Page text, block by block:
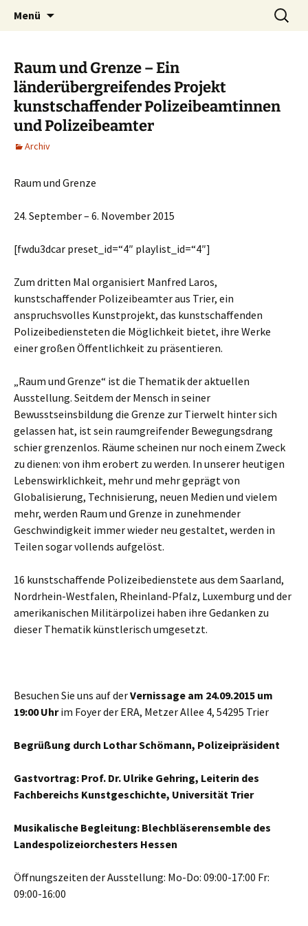
Ausstellung
ERA Ausstellungen
Menü
Suche
nach:
Raum und Grenze – Ein
länderübergreifendes Projekt
kunstschaffender Polizeibeamtinnen
und Polizeibeamter
Archiv
Raum und Grenze
24. September – 6. November 2015
[fwdu3dcar preset_id=“4″ playlist_id=“4″]
Zum dritten Mal organisiert Manfred Laros,
kunstschaffender Polizeibeamter aus Trier, ein
anspruchsvolles Kunstprojekt, das kunstschaffenden
Polizeibediensteten die Möglichkeit bietet, ihre Werke
einer großen Öffentlichkeit zu präsentieren.
„Raum und Grenze“ ist die Thematik der aktuellen
Ausstellung. Seitdem der Mensch in seiner
Bewusstseinsbildung die Grenze zur Tierwelt hinter sich
gelassen hat, ist sein raumgreifender Bewegungsdrang
schier grenzenlos. Räume scheinen nur noch einem Zweck
zu dienen: von ihm erobert zu werden. In unserer heutigen
Lebenswirklichkeit, mehr und mehr geprägt von
Globalisierung, Technisierung, neuen Medien und vielem
mehr, werden Raum und Grenze in zunehmender
Geschwindigkeit immer wieder neu gestaltet, werden in
Teilen sogar vollends aufgelöst.
16 kunstschaffende Polizeibedienstete aus dem Saarland,
Nordrhein-Westfalen, Rheinland-Pfalz, Luxemburg und der
amerikanischen Militärpolizei haben ihre Gedanken zu
dieser Thematik künstlerisch umgesetzt.
Besuchen Sie uns auf derVernissage am 24.09.2015 um
19:00 Uhrim Foyer der ERA, Metzer Allee 4, 54295 Trier
Begrüßung durch Lothar Schömann, Polizeipräsident
Gastvortrag: Prof. Dr. Ulrike Gehring, Leiterin des
Fachbereichs Kunstgeschichte, Universität Trier
Musikalische Begleitung: Blechbläserensemble des
Landespolizeiorchesters Hessen
Öffnungszeiten der Ausstellung: Mo-Do: 09:00-17:00 Fr:
09:00-16:00